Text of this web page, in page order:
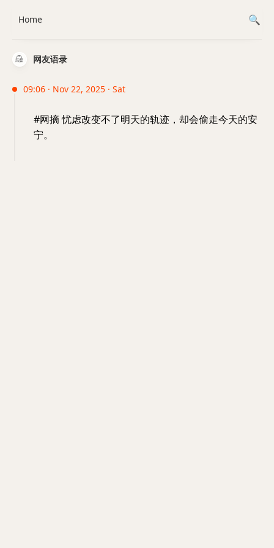
网友语录
09:06 · Nov 22, 2025 · Sat
#网摘 忧虑改变不了明天的轨迹，却会偷走今天的安
宁。
Home